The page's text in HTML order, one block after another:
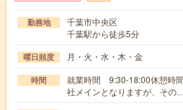
勤務地
千葉市中央区
千葉駅から徒歩5分
曜日頻度 月・火・水・木・金
時間
就業時間 9:30-18:00休憩時
社メインとなりますが、その